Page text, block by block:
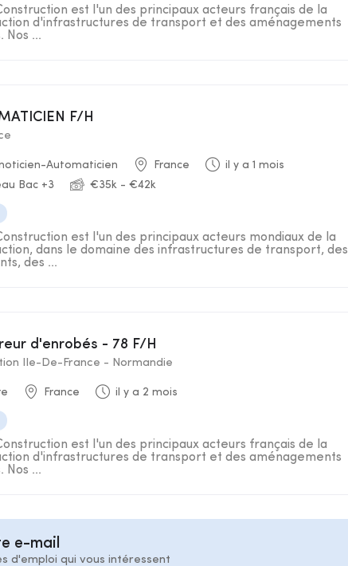
est l'un des principaux acteurs français de la
d'infrastructures de transport et des aménagements
Nos ...
F/H
Automaticien France
il y a 1 mois
Bac +3
€35k - €42k
est l'un des principaux acteurs mondiaux de la
dans le domaine des infrastructures de transport, des
des ...
d'enrobés - 78 F/H
Ile-De-France - Normandie
France il y a 2 mois
est l'un des principaux acteurs français de la
d'infrastructures de transport et des aménagements
Nos ...
e-mail
d'emploi qui vous intéressent